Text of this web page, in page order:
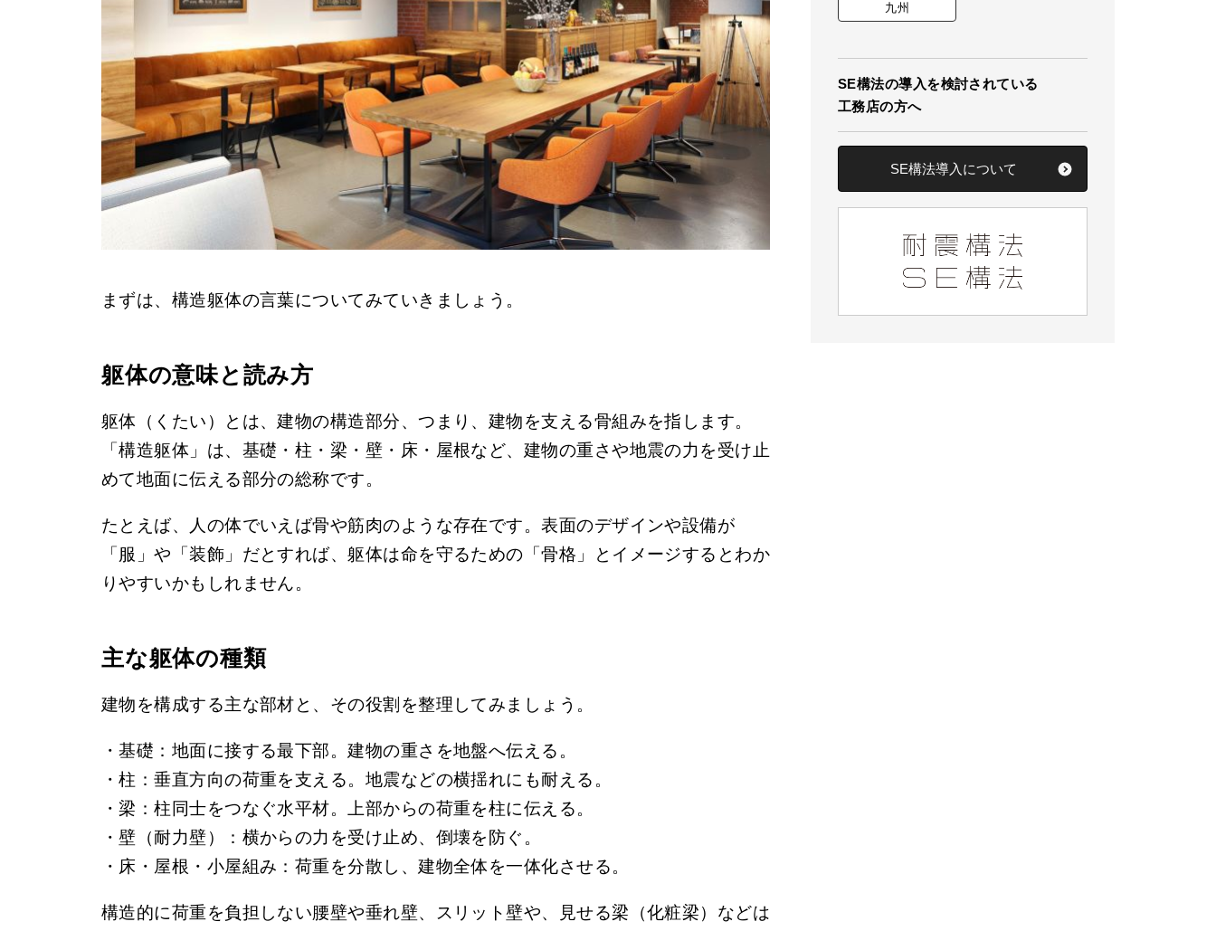
まずは、構造躯体の言葉についてみていきましょう。
躯体の意味と読み方
躯体（くたい）とは、建物の構造部分、つまり、建物を支える骨組みを指します。
「構造躯体」は、基礎・柱・梁・壁・床・屋根など、建物の重さや地震の力を受け止
めて地面に伝える部分の総称です。
たとえば、人の体でいえば骨や筋肉のような存在です。表面のデザインや設備が
「服」や「装飾」だとすれば、躯体は命を守るための「骨格」とイメージするとわか
りやすいかもしれません。
主な躯体の種類
建物を構成する主な部材と、その役割を整理してみましょう。
・基礎：地面に接する最下部。建物の重さを地盤へ伝える。
・柱：垂直方向の荷重を支える。地震などの横揺れにも耐える。
・梁：柱同士をつなぐ水平材。上部からの荷重を柱に伝える。
・壁（耐力壁）：横からの力を受け止め、倒壊を防ぐ。
・床・屋根・小屋組み：荷重を分散し、建物全体を一体化させる。
構造的に荷重を負担しない腰壁や垂れ壁、スリット壁や、見せる梁（化粧梁）などは
九州
SE構法の導入を検討されている
工務店の方へ
SE構法導入について